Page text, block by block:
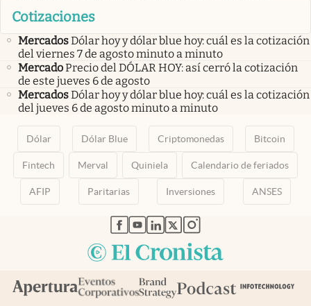
Cotizaciones
MercadosDólar hoy y dólar blue hoy: cuál es la cotización
del viernes 7 de agosto minuto a minuto
MercadoPrecio del DÓLAR HOY: así cerró la cotización
de este jueves 6 de agosto
MercadosDólar hoy y dólar blue hoy: cuál es la cotización
del jueves 6 de agosto minuto a minuto
Dólar Dólar Blue Criptomonedas Bitcoin
Fintech Merval Quiniela Calendario de feriados
AFIP Paritarias Inversiones ANSES
abre en nueva pestaña
abre en nueva pestaña
abre en nueva pestaña
abre en nueva pestaña
abre en nueva pestaña